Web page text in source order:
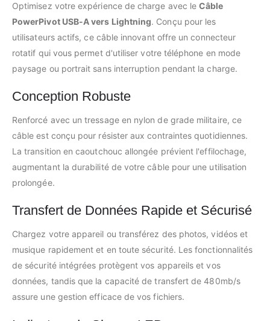
Optimisez votre expérience de charge avec leCâble
PowerPivot USB-A vers Lightning. Conçu pour les
utilisateurs actifs, ce câble innovant offre un connecteur
rotatif qui vous permet d'utiliser votre téléphone en mode
paysage ou portrait sans interruption pendant la charge.
Conception Robuste
Renforcé avec un tressage en nylon de grade militaire, ce
câble est conçu pour résister aux contraintes quotidiennes.
La transition en caoutchouc allongée prévient l'effilochage,
augmentant la durabilité de votre câble pour une utilisation
prolongée.
Transfert de Données Rapide et Sécurisé
Chargez votre appareil ou transférez des photos, vidéos et
musique rapidement et en toute sécurité. Les fonctionnalités
de sécurité intégrées protègent vos appareils et vos
données, tandis que la capacité de transfert de 480mb/s
assure une gestion efficace de vos fichiers.